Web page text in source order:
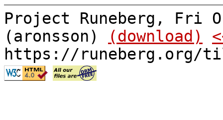
Project Runeberg, Fri
(aronsson)
(download)
https://runeberg.org/